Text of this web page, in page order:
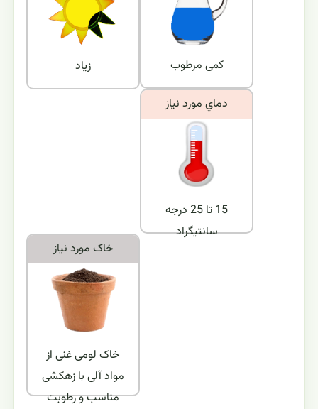
زیاد کمی مرطوب
دماي مورد نياز
15 تا 25 درجه
سانتیگراد
خاک مورد نياز
خاک لومی غنی از
مواد آلی با زهکشی
مناسب و رطوبت